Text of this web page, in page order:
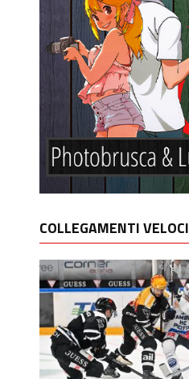
COLLEGAMENTI VELOCI